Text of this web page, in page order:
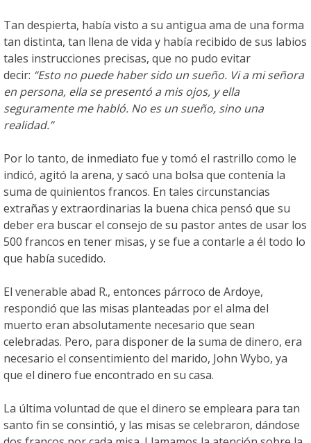
Tan despierta, había visto a su antigua ama de una forma
tan distinta, tan llena de vida y había recibido de sus labios
tales instrucciones precisas, que no pudo evitar
decir: “Esto no puede haber sido un sueño. Vi a mi señora
en persona, ella se presentó a mis ojos, y ella
seguramente me habló. No es un sueño, sino una
realidad.”
Por lo tanto, de inmediato fue y tomó el rastrillo como le
indicó, agitó la arena, y sacó una bolsa que contenía la
suma de quinientos francos. En tales circunstancias
extrañas y extraordinarias la buena chica pensó que su
deber era buscar el consejo de su pastor antes de usar los
500 francos en tener misas, y se fue a contarle a él todo lo
que había sucedido.
El venerable abad R., entonces párroco de Ardoye,
respondió que las misas planteadas por el alma del
muerto eran absolutamente necesario que sean
celebradas. Pero, para disponer de la suma de dinero, era
necesario el consentimiento del marido, John Wybo, ya
que el dinero fue encontrado en su casa.
La última voluntad de que el dinero se empleara para tan
santo fin se consintió, y las misas se celebraron, dándose